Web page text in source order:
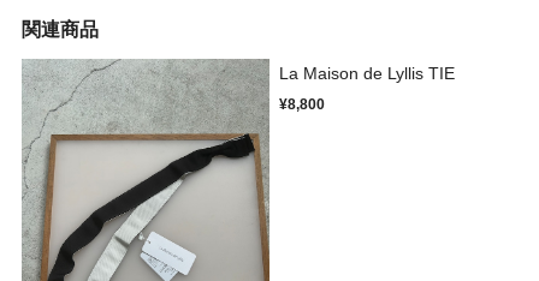
関連商品
La Maison de Lyllis TIE
¥8,800